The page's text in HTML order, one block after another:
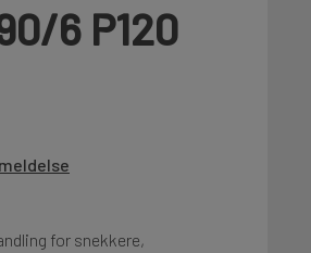
6 P120
for snekkere,